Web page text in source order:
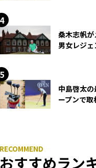
桑木志帆
男女レジェ
中島啓太
ープンで
おすすめラン